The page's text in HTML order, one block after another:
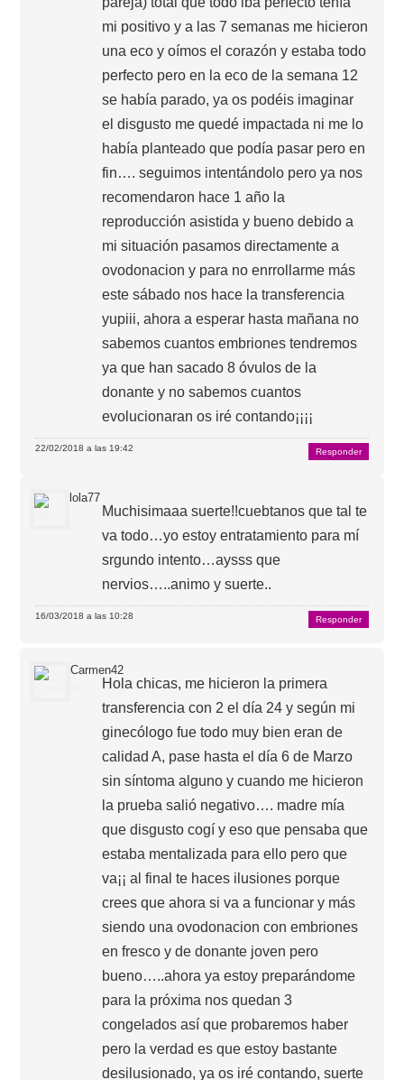
mi positivo y a las 7 semanas me hicieron
una eco y oímos el corazón y estaba todo
perfecto pero en la eco de la semana 12
se había parado, ya os podéis imaginar
el disgusto me quedé impactada ni me lo
había planteado que podía pasar pero en
fin…. seguimos intentándolo pero ya nos
recomendaron hace 1 año la
reproducción asistida y bueno debido a
mi situación pasamos directamente a
ovodonacion y para no enrrollarme más
este sábado nos hace la transferencia
yupiii, ahora a esperar hasta mañana no
sabemos cuantos embriones tendremos
ya que han sacado 8 óvulos de la
donante y no sabemos cuantos
evolucionaran os iré contando¡¡¡¡
22/02/2018 a las 19:42 Responder
lola77
Muchisimaaa suerte!!cuebtanos que tal te
va todo…yo estoy entratamiento para mí
srgundo intento…aysss que
nervios…..animo y suerte..
16/03/2018 a las 10:28 Responder
Carmen42
Hola chicas, me hicieron la primera
transferencia con 2 el día 24 y según mi
ginecólogo fue todo muy bien eran de
calidad A, pase hasta el día 6 de Marzo
sin síntoma alguno y cuando me hicieron
la prueba salió negativo…. madre mía
que disgusto cogí y eso que pensaba que
estaba mentalizada para ello pero que
va¡¡ al final te haces ilusiones porque
crees que ahora si va a funcionar y más
siendo una ovodonacion con embriones
en fresco y de donante joven pero
bueno…..ahora ya estoy preparándome
para la próxima nos quedan 3
congelados así que probaremos haber
pero la verdad es que estoy bastante
desilusionado, ya os iré contando, suerte